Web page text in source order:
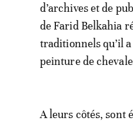
d’archives et de
de Farid Belkahia
traditionnels qu’il
peinture de
A leurs côtés, sont